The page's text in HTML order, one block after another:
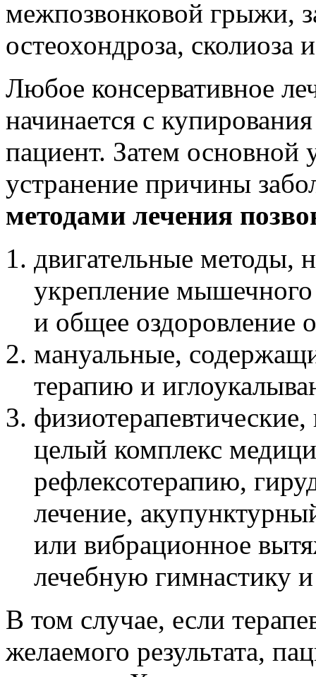
межпозвонковой грыжи,
остеохондроза, сколиоза
Любое консервативное
начинается с
пациент. Затем основной
устранение причины
методами лечения
двигательные методы,
укрепление
и общее оздоровление
мануальные,
терапию и
целый комплекс
рефлексотерапию,
лечение,
или вибрационное
лечебную гимнастику
В том случае, если
желаемого результата,